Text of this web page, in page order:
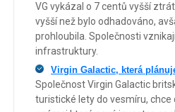
VG vykázal o 7 centů vyšší
vyšší než bylo odhadováno,
prohloubila. Společnosti
infrastruktury.
Virgin Galactic, která
Společnost Virgin Galactic
turistické lety do vesmíru,